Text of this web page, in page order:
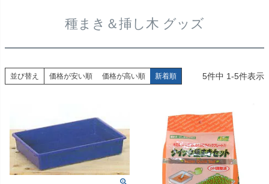
種まき＆挿し木 グッズ
並び替え 価格が安い順 価格が高い順 新着順 5件中 1-5件表示